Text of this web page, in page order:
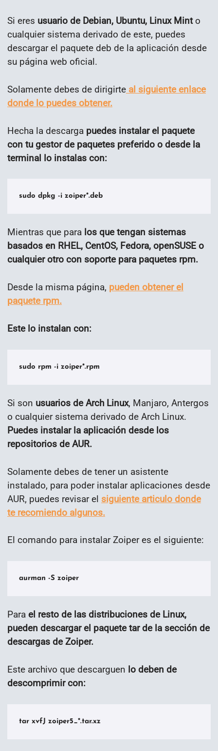
Si eres usuario de Debian, Ubuntu, Linux Minto
cualquier sistema derivado de este, puedes
descargar el paquete deb de la aplicación desde
su página web oficial.
Solamente debes de dirigirte al siguiente enlace
donde lo puedes obtener.
Hecha la descarga puedes instalar el paquete
con tu gestor de paquetes preferido o desde la
terminal lo instalas con:
sudo dpkg -i zoiper*.deb
Mientras que para los que tengan sistemas
basados en RHEL, CentOS, Fedora, openSUSE o
cualquier otro con soporte para paquetes rpm.
Desde la misma página, pueden obtener el
paquete rpm.
Este lo instalan con:
sudo rpm -i zoiper*.rpm
Si son usuarios de Arch Linux, Manjaro, Antergos
o cualquier sistema derivado de Arch Linux.
Puedes instalar la aplicación desde los
repositorios de AUR.
Solamente debes de tener un asistente
instalado, para poder instalar aplicaciones desde
AUR, puedes revisar el siguiente articulo donde
te recomiendo algunos.
El comando para instalar Zoiper es el siguiente:
aurman -S zoiper
Para el resto de las distribuciones de Linux,
pueden descargar el paquete tar de la sección de
descargas de Zoiper.
Este archivo que descarguen lo deben de
descomprimir con:
tar xvfJ zoiper5_*.tar.xz